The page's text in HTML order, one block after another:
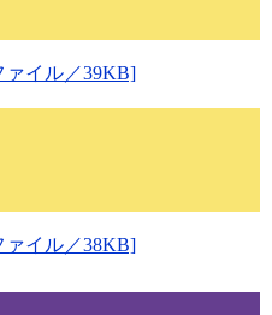
ァイル／39KB]
ァイル／38KB]